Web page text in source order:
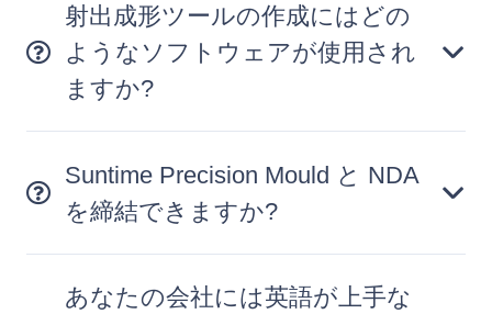
射出成形ツールの作成にはどの
ようなソフトウェアが使用され
ますか?
Suntime Precision Mould と NDA
を締結できますか?
あなたの会社には英語が上手な